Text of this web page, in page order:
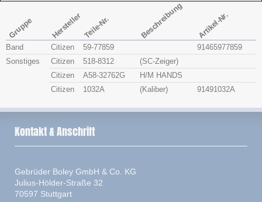
Gruppe HerstellerTeile-Nr. Beschreibung Artikel-Nr.
Band Citizen 59-77859
91465977859
Sonstiges
Citizen 518-8312
(SC-Zeiger)
Citizen
A58-32762G
H/M HANDS
Citizen
1032A (Kaliber) 91491032A
Kontakt & Anschrift
Gebrüder Boley GmbH & Co. KG
Julius-Hölder-Straße 32
70597 Stuttgart